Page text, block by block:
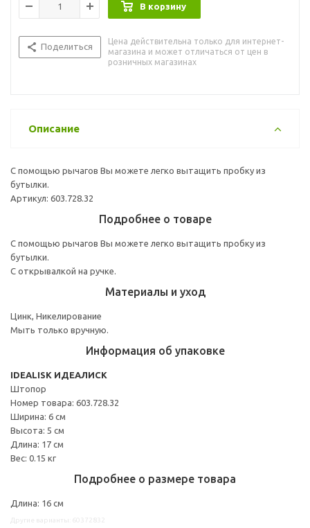
В корзину
Поделиться
Цена действительна только для интернет-
магазина и может отличаться от цен в
розничных магазинах
Описание
С помощью рычагов Вы можете легко вытащить пробку из
бутылки.
Артикул: 603.728.32
Подробнее о товаре
С помощью рычагов Вы можете легко вытащить пробку из
бутылки.
С открывалкой на ручке.
Материалы и уход
Цинк, Никелирование
Мыть только вручную.
Информация об упаковке
IDEALISK ИДЕАЛИСК
Штопор
Номер товара: 603.728.32
Ширина: 6 см
Высота: 5 см
Длина: 17 см
Вес: 0.15 кг
Подробнее о размере товара
Длина: 16 см